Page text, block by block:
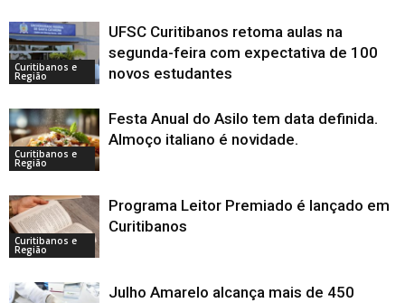
Curitibanos e
Região
UFSC Curitibanos retoma aulas na
segunda-feira com expectativa de 100
novos estudantes
Curitibanos e
Região
Festa Anual do Asilo tem data definida.
Almoço italiano é novidade.
Curitibanos e
Região
Programa Leitor Premiado é lançado em
Curitibanos
Julho Amarelo alcança mais de 450